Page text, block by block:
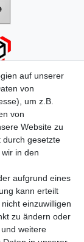
auf unserer
von
um z.B.
von
Website zu
durch gesetzte
in den
aufgrund eines
kann erteilt
einzuwilligen
zu ändern oder
und weitere